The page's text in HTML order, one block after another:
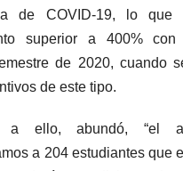
de COVID-19, lo que
superior a 400% con
de 2020, cuando
de este tipo.
a ello, abundó, “el
a 204 estudiantes que